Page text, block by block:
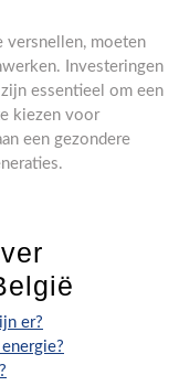
versnellen, moeten
Investeringen
essentieel om een
kiezen voor
een gezondere
er?